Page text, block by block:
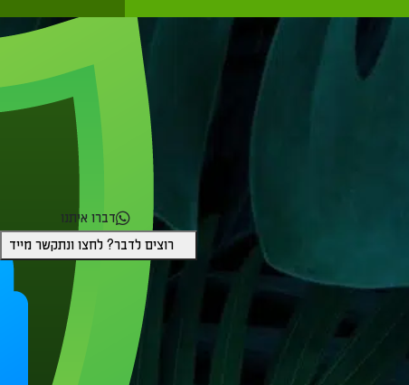
ומאובטחת
דברו איתנו
רוצים לדבר? לחצו ונתקשר מייד